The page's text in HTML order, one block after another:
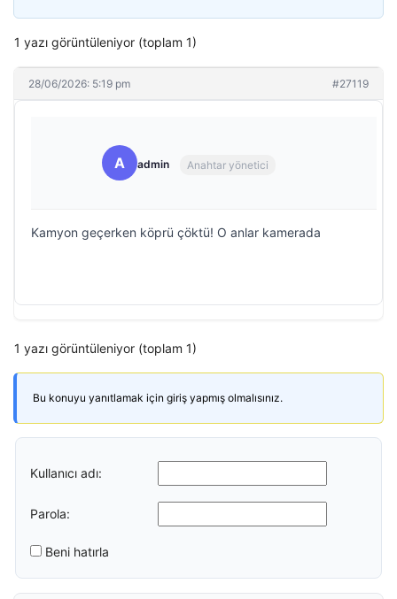
1 yazı görüntüleniyor (toplam 1)
28/06/2026: 5:19 pm #27119
A admin Anahtar yönetici
Kamyon geçerken köprü çöktü! O anlar kamerada
1 yazı görüntüleniyor (toplam 1)
Bu konuyu yanıtlamak için giriş yapmış olmalısınız.
Kullanıcı adı:
Parola:
Beni hatırla